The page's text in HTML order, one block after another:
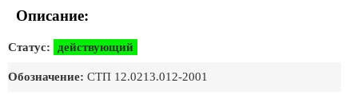
Описание:
Статус: действующий
Обозначение: СТП 12.0213.012-2001